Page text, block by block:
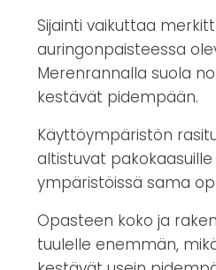
Sijainti vaikuttaa
auringonpaisteessa
Merenrannalla suola
kestävät pidempään.
Käyttöympäristön
altistuvat
ympäristöissä sama
Opasteen koko ja
tuulelle enemmän,